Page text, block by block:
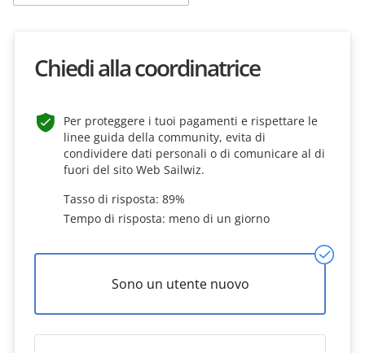
Chiedi alla coordinatrice
Per proteggere i tuoi pagamenti e rispettare le
linee guida della community, evita di
condividere dati personali o di comunicare al di
fuori del sito Web Sailwiz.
Tasso di risposta: 89%
Tempo di risposta: meno di un giorno
Sono un utente nuovo